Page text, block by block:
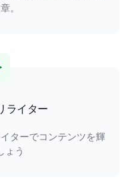
。
ライター
ターでコンテンツを輝
ょう